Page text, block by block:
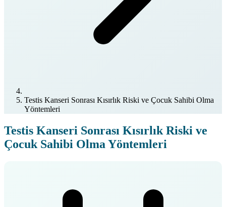
Testis Kanseri Sonrası Kısırlık Riski ve Çocuk Sahibi Olma
Yöntemleri
Testis Kanseri Sonrası Kısırlık Riski ve
Çocuk Sahibi Olma Yöntemleri